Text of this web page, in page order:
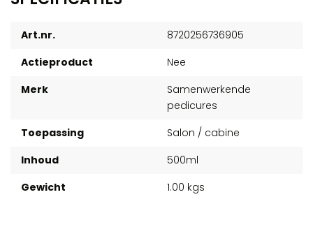
Art.nr.
8720256736905
Actieproduct
Nee
Merk
Samenwerkende
pedicures
Toepassing
Salon / cabine
Inhoud
500ml
Gewicht
1.00 kgs